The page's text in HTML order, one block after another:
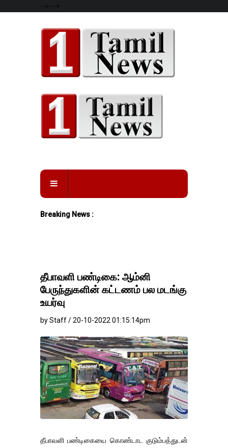
--> -->
Breaking News :
தீபாவளி பண்டிகை: ஆம்னி
பேருந்துகளின் கட்டணம் பல மடங்கு
உயர்வு
by Staff / 20-10-2022 01:15:14pm
தீபாவளி பண்டிகையை கொண்டாட குடும்பத்துடன்